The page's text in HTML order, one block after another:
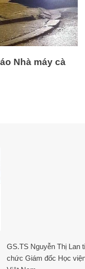
Nhà máy cà
GS.TS Nguyễn Thị Lan
chức Giám đốc Học